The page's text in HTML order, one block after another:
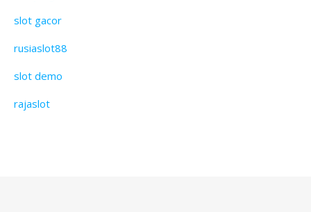
slot gacor
rusiaslot88
slot demo
rajaslot